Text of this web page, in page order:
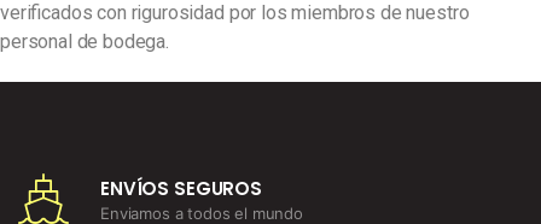
verificados con rigurosidad por los miembros de nuestro
personal de bodega.
ENVÍOS SEGUROS
Enviamos a todos el mundo